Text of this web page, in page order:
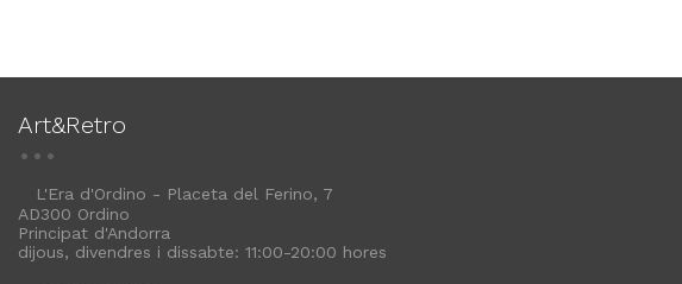
Art&Retro
L'Era d'Ordino - Placeta del Ferino, 7
AD300 Ordino
Principat d'Andorra
dijous, divendres i dissabte: 11:00-20:00 hores